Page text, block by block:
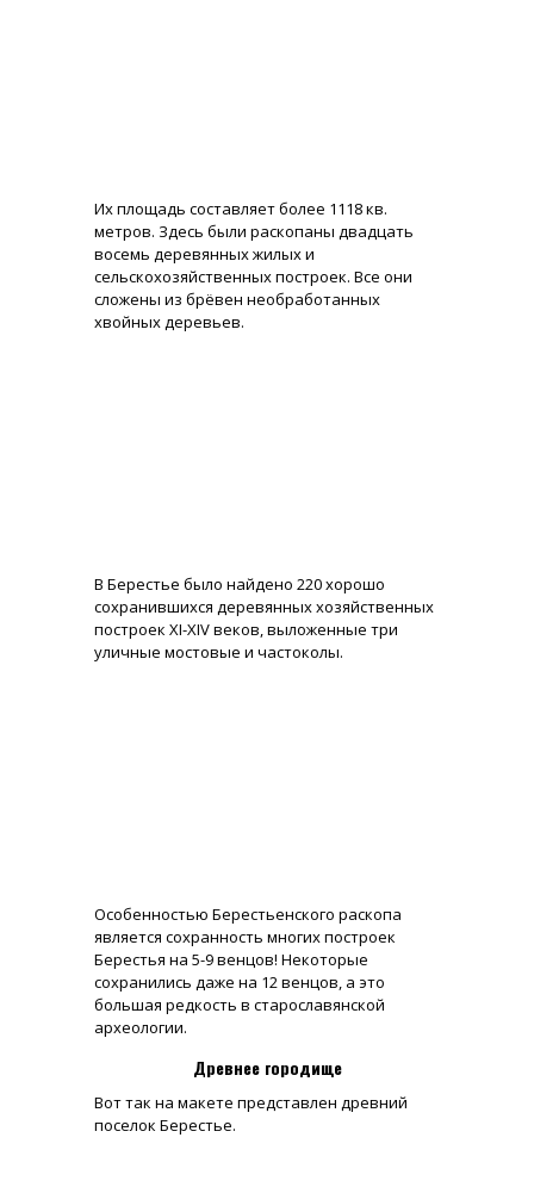
Их площадь составляет более 1118 кв.
метров. Здесь были раскопаны двадцать
восемь деревянных жилых и
сельскохозяйственных построек. Все они
сложены из брёвен необработанных
хвойных деревьев.
В Берестье было найдено 220 хорошо
сохранившихся деревянных хозяйственных
построек XI-XIV веков, выложенные три
уличные мостовые и частоколы.
Особенностью Берестьенского раскопа
является сохранность многих построек
Берестья на 5-9 венцов! Некоторые
сохранились даже на 12 венцов, а это
большая редкость в старославянской
археологии.
Древнее городище
Вот так на макете представлен древний
поселок Берестье.